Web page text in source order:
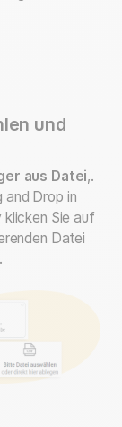
und
aus Datei‚.
and Drop in
Sie auf
Datei